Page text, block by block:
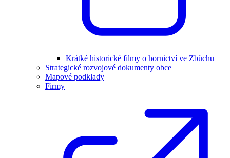
Krátké historické filmy o hornictví ve Zbůchu
Strategické rozvojové dokumenty obce
Mapové podklady
Firmy